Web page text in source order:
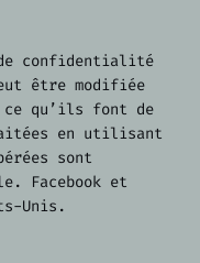
confidentialité
être modifiée
qu’ils font de
en utilisant
sont
Facebook et
Unis.